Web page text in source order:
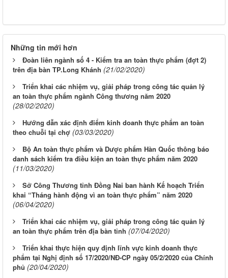
Những tin mới hơn
Đoàn liên ngành số 4 - Kiểm tra an toàn thực phẩm (đợt 2)
trên địa bàn TP.Long Khánh (21/02/2020)
Triển khai các nhiệm vụ, giải pháp trong công tác quản lý
an toàn thực phẩm ngành Công thương năm 2020
(28/02/2020)
Hướng dẫn xác định điểm kinh doanh thực phẩm an toàn
theo chuỗi tại chợ (03/03/2020)
Bộ An toàn thực phẩm và Dược phẩm Hàn Quốc thông báo
danh sách kiểm tra điều kiện an toàn thực phẩm năm 2020
(11/03/2020)
Sở Công Thương tỉnh Đồng Nai ban hành Kế hoạch Triển
khai “Tháng hành động vì an toàn thực phẩm” năm 2020
(06/04/2020)
Triển khai các nhiệm vụ, giải pháp trong công tác quản lý
an toàn thực phẩm trên địa bàn tỉnh (07/04/2020)
Triển khai thực hiện quy định lĩnh vực kinh doanh thực
phẩm tại Nghị định số 17/2020/NĐ-CP ngày 05/2/2020 của Chính
phủ (20/04/2020)